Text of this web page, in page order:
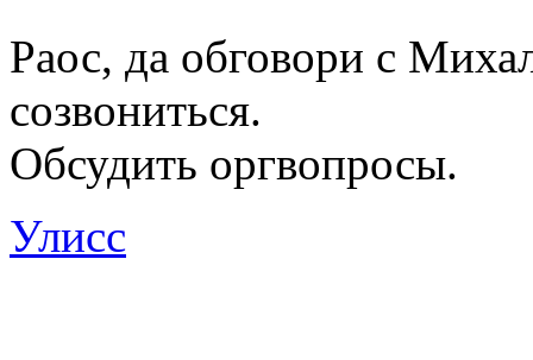
Раос, да обговори с
созвониться.
Обсудить оргвопросы.
Улисс